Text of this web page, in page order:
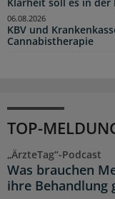
Klarheit soll es in der
KBV und
Cannabistherapie
06.08.2026
TOP-
„ÄrzteTag“-Podcast
Was brauchen
ihre Behandlung